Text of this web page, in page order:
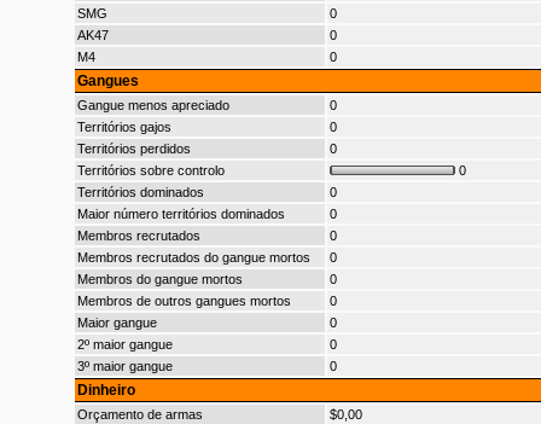
SMG
0
AK47
0
M4
0
Gangues
Gangue menos apreciado
0
Territórios gajos
0
Territórios perdidos
0
Territórios sobre controlo
0
Territórios dominados
0
Maior número territórios dominados
0
Membros recrutados
0
Membros recrutados do gangue mortos
0
Membros do gangue mortos
0
Membros de outros gangues mortos
0
Maior gangue
0
2º maior gangue
0
3º maior gangue
0
Dinheiro
Orçamento de armas
$0,00